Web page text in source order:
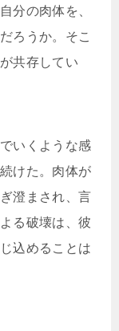
分の肉体を、
ろうか。そこ
共存してい
いくような感
けた。肉体が
澄まされ、言
る破壊は、彼
込めることは